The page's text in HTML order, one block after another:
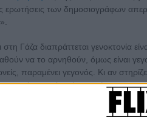
ερωτήσεις των δημοσιογράφων
Γάζα διαπράττεται γενοκτονία
να το αρνηθούν, όμως είναι
παραμένει γεγονός. Κι αν
σιωπή σου τότε είσαι υπέρ μιας